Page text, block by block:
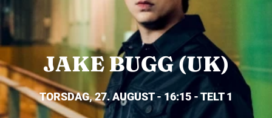
JAKE BUGG (UK)
TORSDAG, 27. AUGUST - 16:15 - TELT 1